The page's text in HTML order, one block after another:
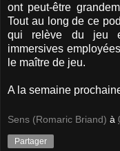
ont peut-être
Tout au long de ce
qui relève du jeu
immersives
le maître de jeu.
A la semaine
Sens (Romaric Briand) à
Partager